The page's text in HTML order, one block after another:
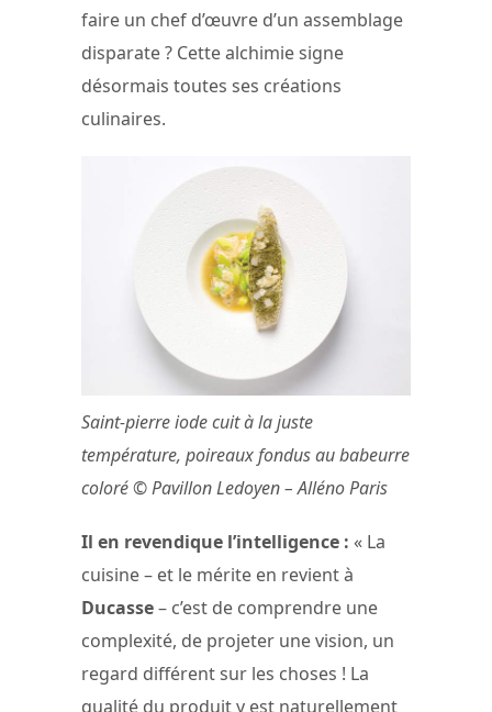
faire un chef d’œuvre d’un assemblage
disparate ? Cette alchimie signe
désormais toutes ses créations
culinaires.
Saint-pierre iode cuit à la juste
température, poireaux fondus au babeurre
coloré © Pavillon Ledoyen – Alléno Paris
Il en revendique l’intelligence : « La
cuisine – et le mérite en revient à
Ducasse– c’est de comprendre une
complexité, de projeter une vision, un
regard différent sur les choses ! La
qualité du produit y est naturellement